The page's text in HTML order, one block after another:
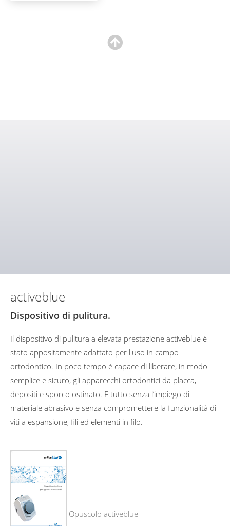
activeblue
Dispositivo di pulitura.
Il dispositivo di pulitura a elevata prestazione activeblue è
stato appositamente adattato per l'uso in campo
ortodontico. In poco tempo è capace di liberare, in modo
semplice e sicuro, gli apparecchi ortodontici da placca,
depositi e sporco ostinato. E tutto senza l’impiego di
materiale abrasivo e senza compromettere la funzionalità di
viti a espansione, fili ed elementi in filo.
Opuscolo activeblue